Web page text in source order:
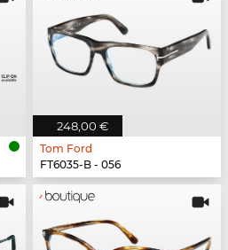
248,00 €
Tom Ford
FT6035-B - 056